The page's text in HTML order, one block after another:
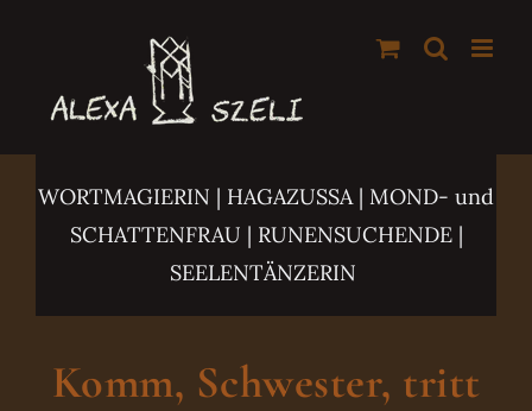
springen
WORTMAGIERIN | HAGAZUSSA | MOND- und
SCHATTENFRAU | RUNENSUCHENDE |
SEELENTÄNZERIN
Komm, Schwester, tritt